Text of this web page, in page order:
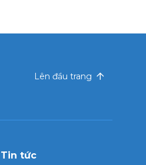
Lên đầu trang
Tin tức